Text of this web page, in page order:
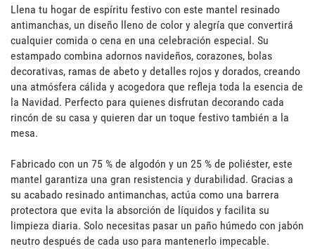
Llena tu hogar de espíritu festivo con este mantel resinado
antimanchas, un diseño lleno de color y alegría que convertirá
cualquier comida o cena en una celebración especial. Su
estampado combina adornos navideños, corazones, bolas
decorativas, ramas de abeto y detalles rojos y dorados, creando
una atmósfera cálida y acogedora que refleja toda la esencia de
la Navidad. Perfecto para quienes disfrutan decorando cada
rincón de su casa y quieren dar un toque festivo también a la
mesa.
Fabricado con un 75 % de algodón y un 25 % de poliéster, este
mantel garantiza una gran resistencia y durabilidad. Gracias a
su acabado resinado antimanchas, actúa como una barrera
protectora que evita la absorción de líquidos y facilita su
limpieza diaria. Solo necesitas pasar un paño húmedo con jabón
neutro después de cada uso para mantenerlo impecable.